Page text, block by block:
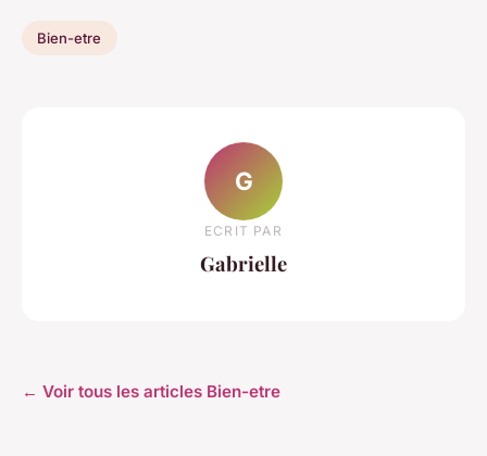
Bien-etre
G
ECRIT PAR
Gabrielle
← Voir tous les articles Bien-etre